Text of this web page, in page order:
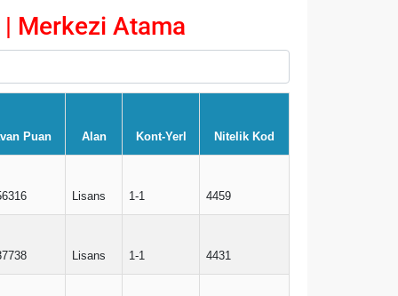
| Merkezi Atama
Puan Alan Kont-Yerl Nitelik Kod
Lisans 1-1 4459
Lisans 1-1 4431